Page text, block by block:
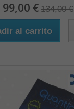
99,00 € 134,00 €
al carrito